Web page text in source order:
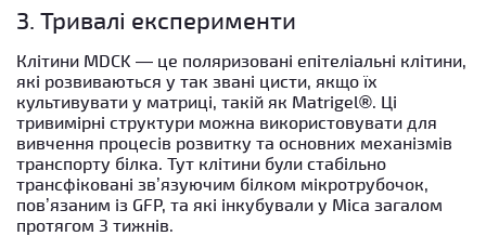
3. Тривалі експерименти
Клітини MDCK — це поляризовані епітеліальні клітини,
які розвиваються у так звані цисти, якщо їх
культивувати у матриці, такій як Matrigel® . Ці
тривимірні структури можна використовувати для
вивчення процесів розвитку та основних механізмів
транспорту білка. Тут клітини були стабільно
трансфіковані зв’язуючим білком мікротрубочок,
пов’язаним із GFP, та які інкубували у Mica загалом
протягом 3 тижнів.